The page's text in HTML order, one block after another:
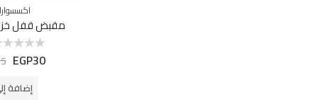
مقبض قفل
التقييمEGP30
إضافة